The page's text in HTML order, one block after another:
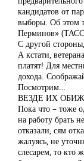
кандидатов от
выборы. Об этом
Перминов»
С другой
А кстати,
платят! Для
дохода.
Посмотрим…
ВЕЗДЕ ИХ
Пока что – тоже
на работу брать
отказали, сям
жалуясь, не
слесарем, то кто